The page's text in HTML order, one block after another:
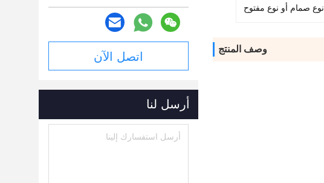
نوع صمام أو نوع مفتوح
وصف المنتج
اتصل الآن
أرسل لنا